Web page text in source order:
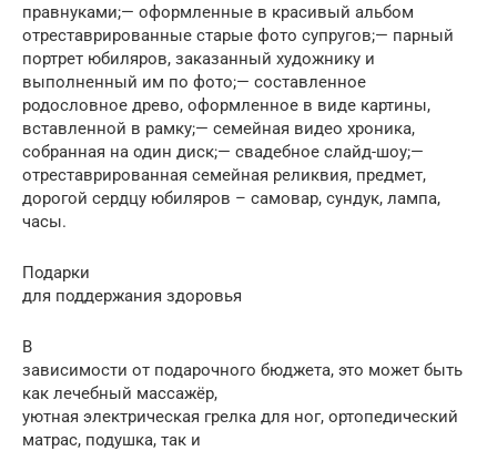
правнуками;— оформленные в красивый альбом
отреставрированные старые фото супругов;— парный
портрет юбиляров, заказанный художнику и
выполненный им по фото;— составленное
родословное древо, оформленное в виде картины,
вставленной в рамку;— семейная видео хроника,
собранная на один диск;— свадебное слайд-шоу;—
отреставрированная семейная реликвия, предмет,
дорогой сердцу юбиляров – самовар, сундук, лампа,
часы.
Подарки
для поддержания здоровья
В
зависимости от подарочного бюджета, это может быть
как лечебный массажёр,
уютная электрическая грелка для ног, ортопедический
матрас, подушка, так и